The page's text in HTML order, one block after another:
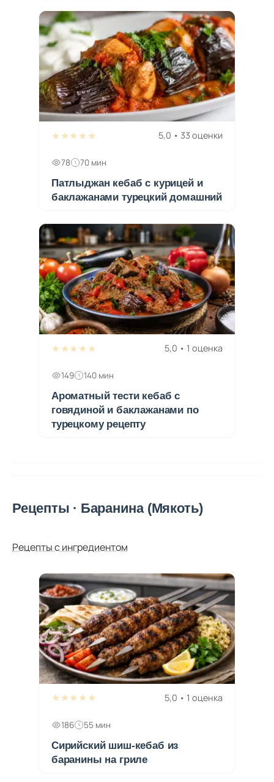
★★★★★ 5,0 • 33 оценки
78 70 мин
Патлыджан кебаб с курицей и
баклажанами турецкий домашний
★★★★★ 5,0 • 1 оценка
149 140 мин
Ароматный тести кебаб с
говядиной и баклажанами по
турецкому рецепту
Рецепты · Баранина (Мякоть)
Рецепты с ингредиентом
★★★★★ 5,0 • 1 оценка
186 55 мин
Сирийский шиш-кебаб из
баранины на гриле